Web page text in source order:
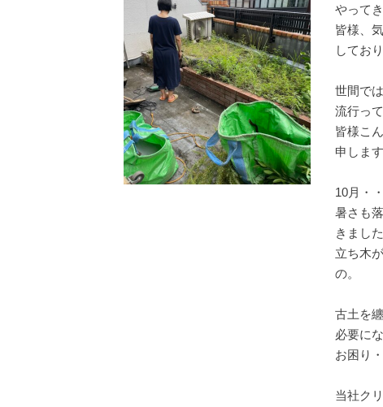
やって
皆様、
してお
世間で
流行っ
皆様こ
申します
10月・
暑さも
きまし
立ち木
の。
古土を
必要に
お困り
当社ク